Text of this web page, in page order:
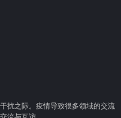
扰之际。疫情导致很多领域的交流